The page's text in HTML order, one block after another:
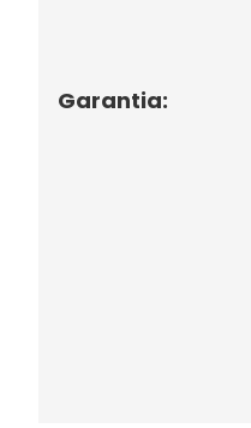
Garantia: